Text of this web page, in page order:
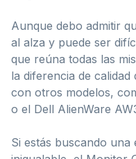
Aunque debo admitir
al alza y puede ser
que reúna todas las
la diferencia de
con otros modelos,
o el Dell AlienWare
Si estás buscando una